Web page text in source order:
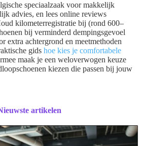
speciaalzaak voor makkelijk
advies, en lees online reviews
kilometerregistratie bij (rond 600–
bij verminderd dempingsgevoel
extra achtergrond en meetmethoden
gids hoe kies je comfortabele
maak je een weloverwogen keuze
kiezen die passen bij jouw
artikelen